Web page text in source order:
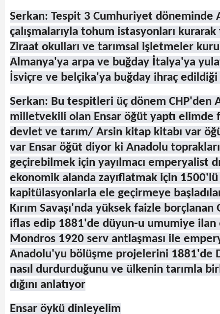
Serkan: Tespit 3 Cumhuriyet döneminde
çalışmalarıyla tohum istasyonları
Ziraat okulları ve tarımsal işletmeler
Almanya'ya arpa ve buğday İtalya'ya
İsviçre ve belçika'ya buğday ihraç
Serkan: Bu tespitleri üç dönem CHP'den
milletvekili olan Ensar öğüt yaptı elimde
devlet ve tarım/ Arsin kitap kitabı var
var Ensar öğüt diyor ki Anadolu
geçirebilmek için yayılmacı emperyalist
ekonomik alanda zayıflatmak için 1500'lü
kapitülasyonlarla ele geçirmeye
Kırım Savaşı'nda yüksek faizle borçlanan
iflas edip 1881'de düyun-u umumiye
Mondros 1920 serv antlaşması ile
Anadolu'yu bölüşme projelerini 1881'de
nasıl durdurduğunu ve ülkenin tarımla
dığını anlatıyor
Ensar öykü dinleyelim